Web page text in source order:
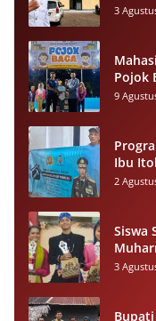
3
Pojok
anak
9
Ibu
Syukur
2
Siswa
dan
3